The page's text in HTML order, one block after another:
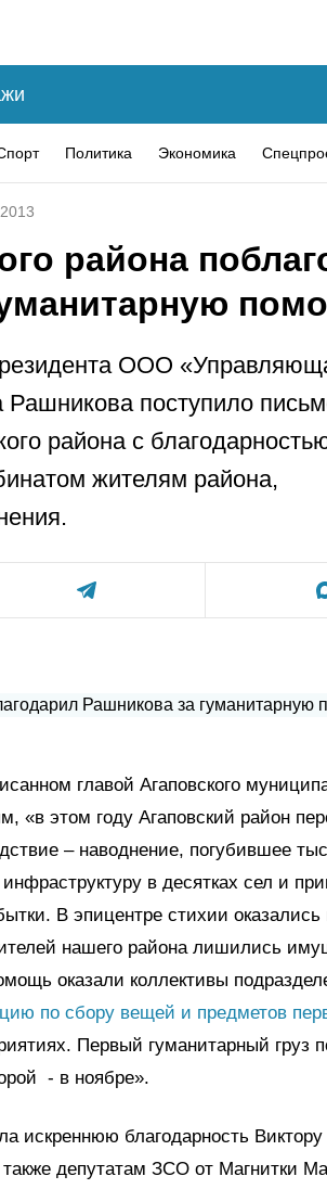
Политика Экономика
района
ООО
поступило
района с
жителям района,
главой Агаповского
«в этом году Агаповский район
– наводнение, погубившее
в десятках сел и
В эпицентре стихии оказались
нашего района лишились
оказали коллективы
по сбору вещей и предметов
Первый гуманитарный груз
- в ноябре».
искреннюю благодарность
депутатам ЗСО от Магнитки